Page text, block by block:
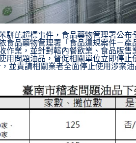
駢芘超標事件，食品藥物管理署公
食品藥物管理署「食品違規案件－
作業，並針對轄內餐飲業、食品販
用問題油品，督促相關單位立即停
並責請相關業者全面停止使用涉案